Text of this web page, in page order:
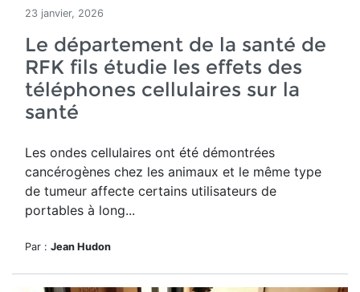
23 janvier, 2026
Le département de la santé de
RFK fils étudie les effets des
téléphones cellulaires sur la
santé
Les ondes cellulaires ont été démontrées
cancérogènes chez les animaux et le même type
de tumeur affecte certains utilisateurs de
portables à long...
Par : Jean Hudon